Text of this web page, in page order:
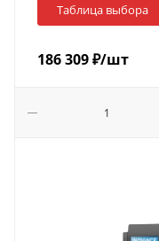
Таблица выбора
186 309₽/шт